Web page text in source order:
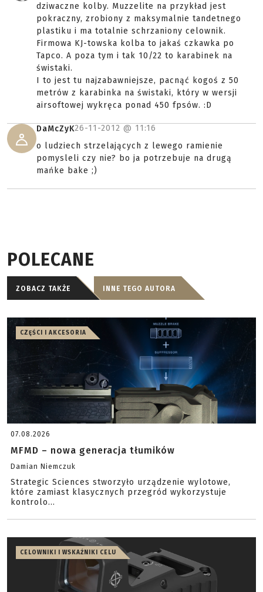
dziwaczne kolby. Muzzelite na przykład jest
pokraczny, zrobiony z maksymalnie tandetnego
plastiku i ma totalnie schrzaniony celownik.
Firmowa KJ-towska kolba to jakaś czkawka po
Tapco. A poza tym i tak 10/22 to karabinek na
świstaki.
I to jest tu najzabawniejsze, pacnąć kogoś z 50
metrów z karabinka na świstaki, który w wersji
airsoftowej wykręca ponad 450 fpsów. :D
DaMcZyK26-11-2012 @ 11:16
o ludziech strzelających z lewego ramienie
pomysleli czy nie? bo ja potrzebuje na drugą
mańke bake ;)
POLECANE
ZOBACZ TAKŻE INNE TEGO AUTORA
CZĘŚCI I AKCESORIA
07.08.2026
MFMD – nowa generacja tłumików
Damian Niemczuk
Strategic Sciences stworzyło urządzenie wylotowe,
które zamiast klasycznych przegród wykorzystuje
kontrolo...
CELOWNIKI I WSKAŹNIKI CELU